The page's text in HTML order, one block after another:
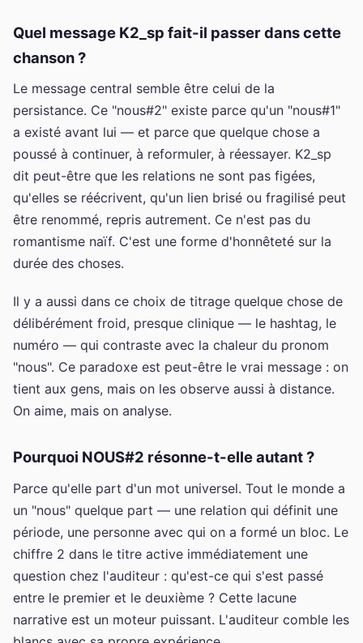
Quel message K2_sp fait-il passer dans cette
chanson ?
Le message central semble être celui de la
persistance. Ce "nous#2" existe parce qu'un "nous#1"
a existé avant lui — et parce que quelque chose a
poussé à continuer, à reformuler, à réessayer. K2_sp
dit peut-être que les relations ne sont pas figées,
qu'elles se réécrivent, qu'un lien brisé ou fragilisé peut
être renommé, repris autrement. Ce n'est pas du
romantisme naïf. C'est une forme d'honnêteté sur la
durée des choses.
Il y a aussi dans ce choix de titrage quelque chose de
délibérément froid, presque clinique — le hashtag, le
numéro — qui contraste avec la chaleur du pronom
"nous". Ce paradoxe est peut-être le vrai message : on
tient aux gens, mais on les observe aussi à distance.
On aime, mais on analyse.
Pourquoi NOUS#2 résonne-t-elle autant ?
Parce qu'elle part d'un mot universel. Tout le monde a
un "nous" quelque part — une relation qui définit une
période, une personne avec qui on a formé un bloc. Le
chiffre 2 dans le titre active immédiatement une
question chez l'auditeur : qu'est-ce qui s'est passé
entre le premier et le deuxième ? Cette lacune
narrative est un moteur puissant. L'auditeur comble les